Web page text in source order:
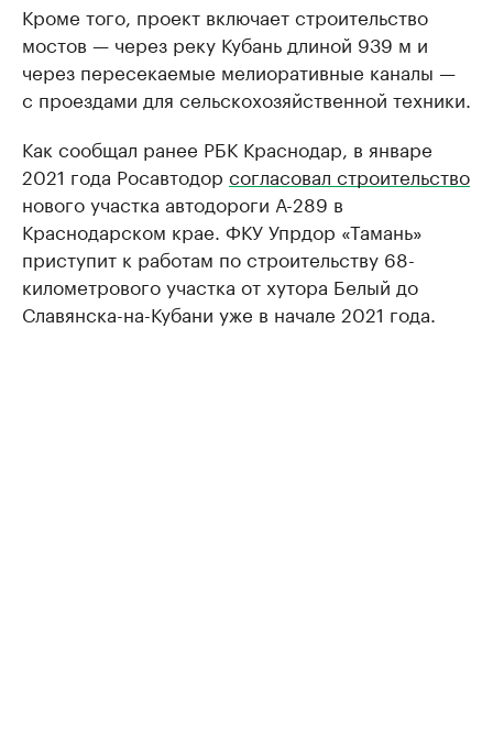
Кроме того, проект включает строительство
мостов — через реку Кубань длиной 939 м и
через пересекаемые мелиоративные каналы —
с проездами для сельскохозяйственной техники.
Как сообщал ранее РБК Краснодар, в январе
2021 года Росавтодор согласовал строительство
нового участка автодороги А-289 в
Краснодарском крае. ФКУ Упрдор «Тамань»
приступит к работам по строительству 68-
километрового участка от хутора Белый до
Славянска-на-Кубани уже в начале 2021 года.